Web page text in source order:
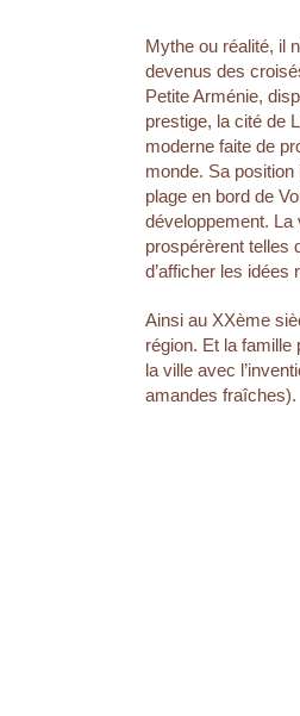
Mythe ou réalité, il
devenus des
Petite Arménie,
prestige, la cité de
moderne faite de
monde. Sa
plage en bord de
développement. La
prospérèrent telles
d’afficher les idées
Ainsi au XXème
région. Et la famille
la ville avec
amandes fraîches).